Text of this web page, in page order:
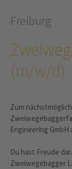
Freiburg
(m/w/d)
Zum
Engineering
Du hast Freude
Zweiwegebagger